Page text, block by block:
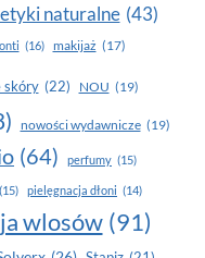
naturalne (43)
(16) makijaż (17)
skóry (22) NOU (19)
nowości wydawnicze (19)
(64) perfumy (15)
(15) pielęgnacja dłoni (14)
wlosów (91)